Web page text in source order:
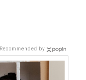
Recommended by